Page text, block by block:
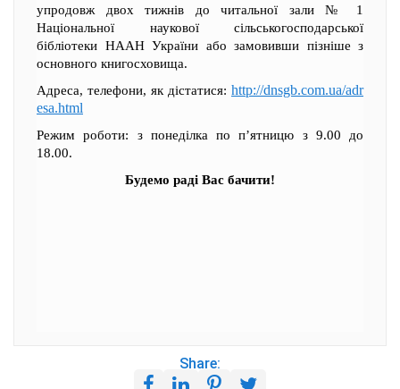
упродовж двох тижнів до читальної зали № 1
Національної наукової сільськогосподарської
бібліотеки НААН України або замовивши пізніше з
основного книгосховища.
Адреса, телефони, як дістатися: http://dnsgb.com.ua/adr
esa.html
Режим роботи: з понеділка по п’ятницю з 9.00 до
18.00.
Будемо раді Вас бачити!
Share: